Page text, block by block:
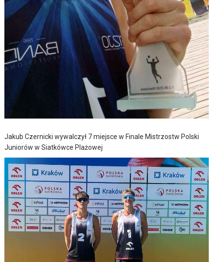
Jakub Czernicki wywalczył 7 miejsce w Finale Mistrzostw Polski
Juniorów w Siatkówce Plażowej